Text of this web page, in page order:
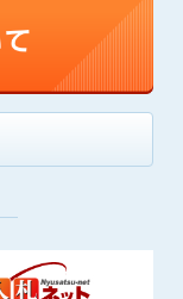
の変更(新規追加、
は廃止することが
は他の第三者が
スその他本サー